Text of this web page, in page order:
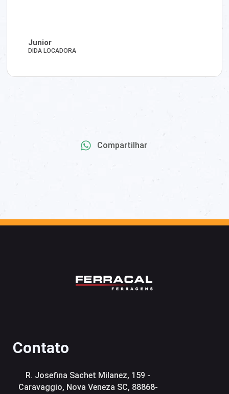
Junior
DIDA LOCADORA
Compartilhar
Contato
R. Josefina Sachet Milanez, 159 -
Caravaggio, Nova Veneza SC, 88868-